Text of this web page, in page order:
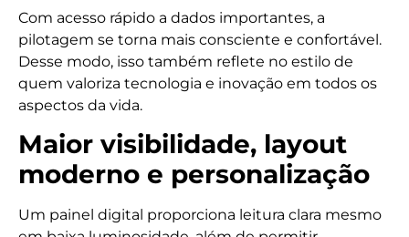
Com acesso rápido a dados importantes, a
pilotagem se torna mais consciente e confortável.
Desse modo, isso também reflete no estilo de
quem valoriza tecnologia e inovação em todos os
aspectos da vida.
Maior visibilidade, layout
moderno e personalização
Um painel digital proporciona leitura clara mesmo